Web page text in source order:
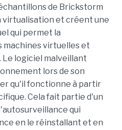
de Brickstorm
virtualisation et créent une
qui permet la
machines virtuelles et
Le logiciel malveillant
lors de son
qu'il fonctionne à partir
Cela fait partie d'un
qui
en le réinstallant et en